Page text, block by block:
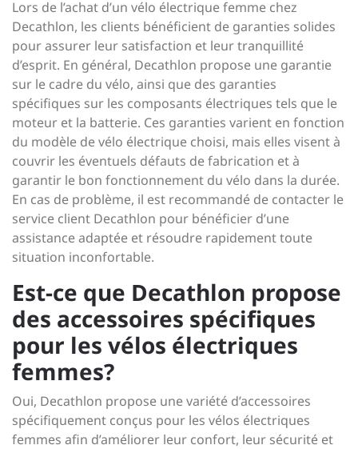
Lors de l’achat d’un vélo électrique femme chez
Decathlon, les clients bénéficient de garanties solides
pour assurer leur satisfaction et leur tranquillité
d’esprit. En général, Decathlon propose une garantie
sur le cadre du vélo, ainsi que des garanties
spécifiques sur les composants électriques tels que le
moteur et la batterie. Ces garanties varient en fonction
du modèle de vélo électrique choisi, mais elles visent à
couvrir les éventuels défauts de fabrication et à
garantir le bon fonctionnement du vélo dans la durée.
En cas de problème, il est recommandé de contacter le
service client Decathlon pour bénéficier d’une
assistance adaptée et résoudre rapidement toute
situation inconfortable.
Est-ce que Decathlon propose
des accessoires spécifiques
pour les vélos électriques
femmes?
Oui, Decathlon propose une variété d’accessoires
spécifiquement conçus pour les vélos électriques
femmes afin d’améliorer leur confort, leur sécurité et